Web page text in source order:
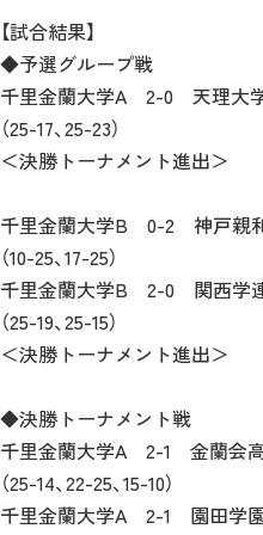
【試合結果】
◆予選グループ戦
千里金蘭大学A 2-0 天理大
（25-17、25-23）
＜決勝トーナメント進出＞
千里金蘭大学B 0-2 神戸親
（10-25、17-25）
千里金蘭大学B 2-0 関西学
（25-19、25-15）
＜決勝トーナメント進出＞
◆決勝トーナメント戦
千里金蘭大学A 2-1 金蘭会
（25-14、22-25、15-10）
千里金蘭大学A 2-1 園田学